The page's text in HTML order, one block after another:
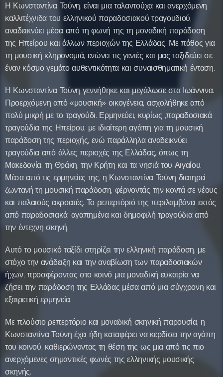
Η Κωνσταντίνα Τούνη, είναι μια ταλαντούχα και ανερχόμενη
καλλιτέχνιδα του ελληνικού παραδοσιακού τραγουδιού,
αναδεικνύει μέσα από τη φωνή της τη μοναδική παράδοση
της Ηπείρου και άλλων περιοχών της Ελλάδας. Με πάθος για
τη μουσική κληρονομιά, ενώνει τις γενιές και μας ταξιδεύει σε
έναν κόσμο γεμάτο αυθεντικότητα και συναισθηματική ένταση.
Η Κωνσταντίνα Τούνη γεννήθηκε και μεγάλωσε στα Ιωάννινα.
Προερχόμενη από «μουσική» οικογένεια, ασχολήθηκε από
πολύ μικρή με το τραγούδι. Ερμηνεύει, κυρίως ,παραδοσιακά
τραγούδια της Ηπείρου, με ιδιαίτερη αγάπη για τη μουσική
παράδοση της περιοχής, ενώ παράλληλα αναδεικνύει
τραγούδια από άλλες περιοχές της Ελλάδας, όπως τη
Μακεδονία, τη Θράκη, την Κρήτη και τα νησιά του Αιγαίου.
Μέσα από τις ερμηνείες της, η Κωνσταντίνα Τούνη διατηρεί
ζωντανή τη μουσική παράδοση, φέρνοντάς την κοντά σε νέους
και παλαιούς ακροατές. Το ρεπερτόριό της περιλαμβάνει εκτός
από παραδοσιακά, αγαπημένα και δημοφιλή τραγούδια από
την έντεχνη σκηνή.
Αυτό το μουσικό ταξίδι στηρίζει την ελληνική παράδοση, με
στόχο την ανάδειξη και την αναβίωση των παραδοσιακών
ήχων, προσφέροντας στο κοινό μια μοναδική ευκαιρία να
ζήσει την παράδοση της Ελλάδας μέσα από μια σύγχρονη και
εξαιρετική ερμηνεία.
Με πλούσιο ρεπερτόριο και μοναδική σκηνική παρουσία, η
Κωνσταντίνα Τούνη έχει ήδη καταφέρει να κερδίσει την αγάπη
του κοινού, καθιερώνοντας τη θέση της ως μια από τις πιο
ανερχόμενες σημαντικές φωνές της ελληνικής μουσικής
σκηνής.